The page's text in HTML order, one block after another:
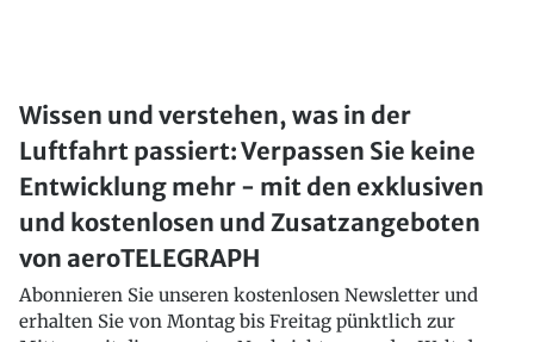
Wissen und verstehen, was in der
Luftfahrt passiert: Verpassen Sie keine
Entwicklung mehr - mit den exklusiven
und kostenlosen und Zusatzangeboten
von aeroTELEGRAPH
Abonnieren Sie unseren kostenlosen Newsletter und
erhalten Sie von Montag bis Freitag pünktlich zur